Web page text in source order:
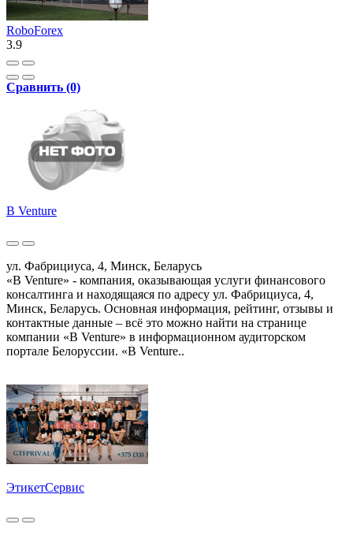
RoboForex
3.9
Сравнить (0)
B Venture
ул. Фабрициуса, 4, Минск, Беларусь
«B Venture» - компания, оказывающая услуги финансового
консалтинга и находящаяся по адресу ул. Фабрициуса, 4,
Минск, Беларусь. Основная информация, рейтинг, отзывы и
контактные данные – всё это можно найти на странице
компании «B Venture» в информационном аудиторском
портале Белоруссии. «B Venture..
ЭтикетСервис